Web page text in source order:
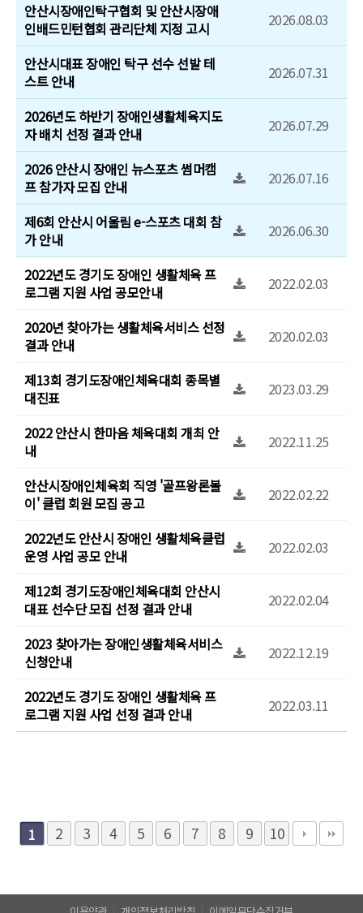
유튜브영상
안산시장애인탁구협회 및 안산시장애
인배드민턴협회 관리단체 지정 고시
2026.08.03
안산시대표 장애인 탁구 선수 선발 테
스트 안내
2026.07.31
2026년도 하반기 장애인생활체육지도
자 배치 선정 결과 안내
2026.07.29
2026 안산시 장애인 뉴스포츠 썸머캠
프 참가자 모집 안내
2026.07.16
제6회 안산시 어울림 e-스포츠 대회 참
가 안내
2026.06.30
2022년도 경기도 장애인 생활체육 프
로그램 지원 사업 공모안내
2022.02.03
2020년 찾아가는 생활체육서비스 선정
결과 안내
2020.02.03
제13회 경기도장애인체육대회 종목별
대진표
2023.03.29
2022 안산시 한마음 체육대회 개최 안
내
2022.11.25
안산시장애인체육회 직영 '골프왕론볼
이' 클럽 회원 모집 공고
2022.02.22
2022년도 안산시 장애인 생활체육클럽
운영 사업 공모 안내
2022.02.03
제12회 경기도장애인체육대회 안산시
대표 선수단 모집 선정 결과 안내
2022.02.04
2023 찾아가는 장애인생활체육서비스
신청안내
2022.12.19
2022년도 경기도 장애인 생활체육 프
로그램 지원 사업 선정 결과 안내
2022.03.11
1 2 3 4 5 6 7 8 9 10